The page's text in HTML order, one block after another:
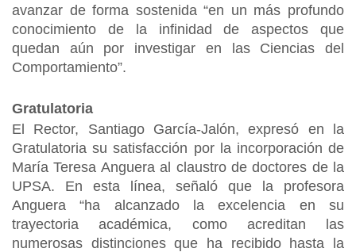
avanzar de forma sostenida “en un más profundo
conocimiento de la infinidad de aspectos que
quedan aún por investigar en las Ciencias del
Comportamiento”.
Gratulatoria
El Rector, Santiago García-Jalón, expresó en la
Gratulatoria su satisfacción por la incorporación de
María Teresa Anguera al claustro de doctores de la
UPSA. En esta línea, señaló que la profesora
Anguera “ha alcanzado la excelencia en su
trayectoria académica, como acreditan las
numerosas distinciones que ha recibido hasta la